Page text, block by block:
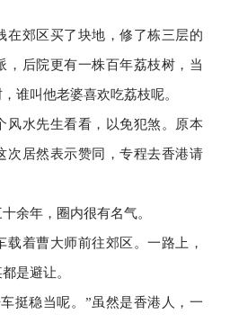
在郊区买了块地，修了栋三层的
，后院更有一株百年荔枝树，当
谁叫他老婆喜欢吃荔枝呢。
风水先生看看，以免犯煞。原本
次居然表示赞同，专程去香港请
余年，圈内很有名气。
着曹大师前往郊区。一路上，
是避让。
挺稳当呢。”虽然是香港人，一